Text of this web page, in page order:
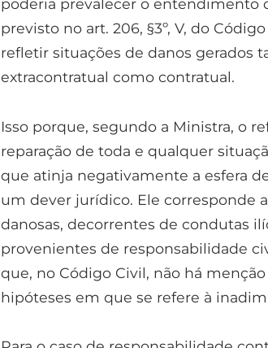
poderia prevalecer o entendimento
previsto no art. 206, §3º, V, do
refletir situações de danos gerados
extracontratual como contratual.
Isso porque, segundo a Ministra, o
reparação de toda e qualquer
que atinja negativamente a esfera
um dever jurídico. Ele corresponde
danosas, decorrentes de condutas
provenientes de responsabilidade
que, no Código Civil, não há menção
hipóteses em que se refere à